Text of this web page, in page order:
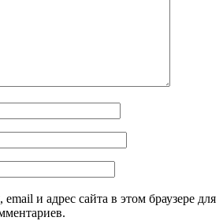
и адрес сайта в этом браузере для